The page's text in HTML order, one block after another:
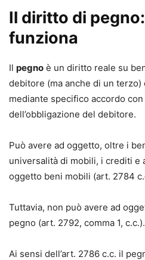
Il diritto di
funziona
Il pegno è un diritto reale su
debitore (ma anche di un
mediante specifico accordo
dell’obbligazione del debitore.
Può avere ad oggetto, oltre i
universalità di mobili, i crediti e
oggetto beni mobili (art. 2784
Tuttavia, non può avere ad
pegno (art. 2792, comma 1, c.c.).
Ai sensi dell’art. 2786 c.c. il